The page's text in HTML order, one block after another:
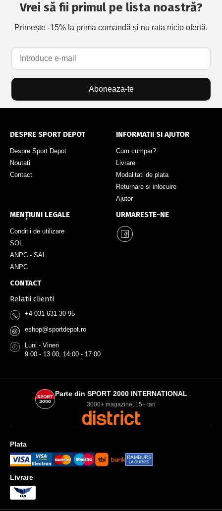
Vrei să fii primul pe lista noastră?
Primește -15% la prima comandă și nu rata nicio ofertă.
Aboneaza-te
DESPRE SPORT DEPOT
Despre Sport Depot
Noutati
Contact
INFORMATII SI AJUTOR
Cum cumpar?
Livrare
Modalitati de plata
Returnare si inlocuire
Ajutor
MENȚIUNI LEGALE
Conditii de utilizare
SOL
ANPC - SAL
ANPC
URMARESTE-NE
CONTACT
Relatii clienti
+4 031 631 30 95
@ eshop@sportdepot.ro
Luni - Vineri
9:00 - 13:00; 14:00 - 17:00
Parte din SPORT 2000 INTERNATIONAL
3000+ magazine, 15+ tari
Plata
RAMBURS
LA CURIER
Livrare